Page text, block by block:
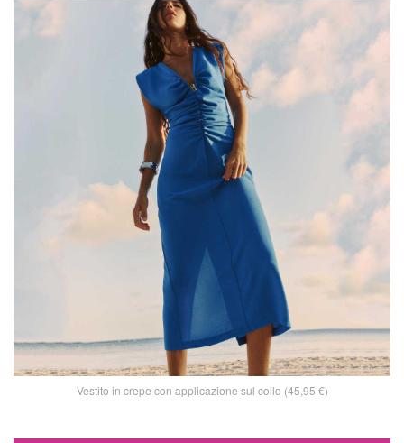
Vestito in crepe con applicazione sul collo (45,95 €)